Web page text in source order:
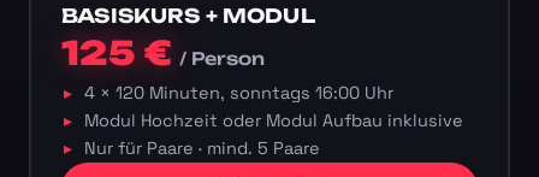
BASISKURS + MODUL
125 €/ Person
4 × 120 Minuten, sonntags 16:00 Uhr
Modul Hochzeit oder Modul Aufbau inklusive
Nur für Paare · mind. 5 Paare